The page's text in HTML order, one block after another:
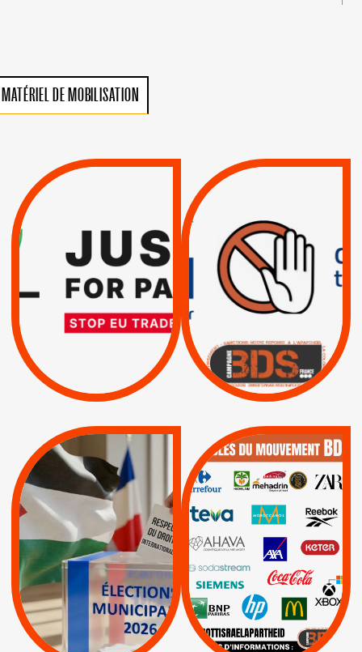
MATÉRIEL DE MOBILISATION
VIOLATIONS DES
SUSPENSION
TOTALE DE
L’ACCORD
D’ASSOCIATION UE-
ISRAËL
| Pétitions
INTERNATIONAL ?
TRUMP, MACRON :
MÊME COMBAT
| Actus |
| Boycott militaire |
Lettres d'interpellation
MUNICIPALES 2026 :
JE VOTE POUR LE
RESPECT DU DROIT
INTERNATIONAL EN
PALESTINE
APPELS | Actus |
Espaces Sans
Apartheid
| Lettres d'interpellation
QUE BOYCOTTER ?
BOYCOTT /
AXA BNP | CAF |
Carrefour | HP |
Keter |
Livres et brochures |
Mehadrin | PUMA
Sodastream |
Visuels, tracts,
affiches,...